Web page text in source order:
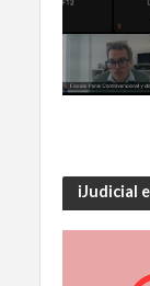
iJudicial